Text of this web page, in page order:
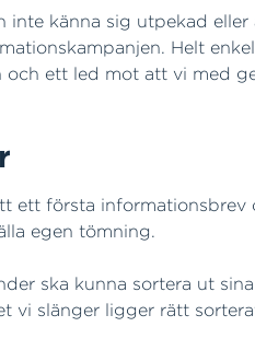
inte känna sig utpekad
Helt
och ett led mot att vi med
ett första
egen tömning.
ska kunna sortera ut
vi slänger ligger rätt